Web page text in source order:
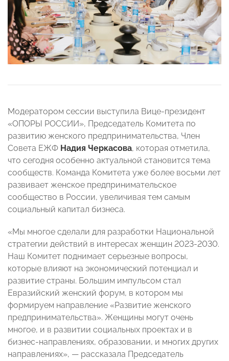
Модератором сессии выступила Вице-президент
«ОПОРЫ РОССИИ», Председатель Комитета по
развитию женского предпринимательства, Член
Совета ЕЖФ Надия Черкасова, которая отметила,
что сегодня особенно актуальной становится тема
сообществ. Команда Комитета уже более восьми лет
развивает женское предпринимательское
сообщество в России, увеличивая тем самым
социальный капитал бизнеса.
«Мы многое сделали для разработки Национальной
стратегии действий в интересах женщин 2023-2030.
Наш Комитет поднимает серьезные вопросы,
которые влияют на экономический потенциал и
развитие страны. Большим импульсом стал
Евразийский женский форум, в котором мы
формируем направление «Развитие женского
предпринимательства». Женщины могут очень
многое, и в развитии социальных проектах и в
бизнес-направлениях, образовании, и многих других
направлениях», — рассказала Председатель